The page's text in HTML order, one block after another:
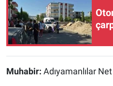
Muhabir: Adıyamanlılar Net